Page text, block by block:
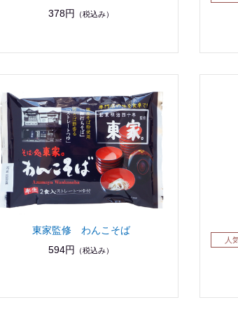
378円
（税込み）
東家監修 わんこそば
594円
（税込み）